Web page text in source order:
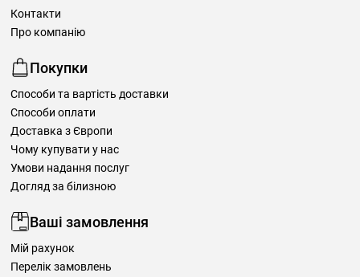
Контакти
Про компанію
Покупки
Способи та вартість доставки
Способи оплати
Доставка з Європи
Чому купувати у нас
Умови надання послуг
Догляд за білизною
Ваші замовлення
Мій рахунок
Перелік замовлень